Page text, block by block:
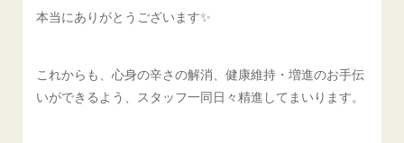
本当にありがとうございます✨
これからも、心身の辛さの解消、健康維持・増進のお手伝
いができるよう、スタッフ一同日々精進してまいります。